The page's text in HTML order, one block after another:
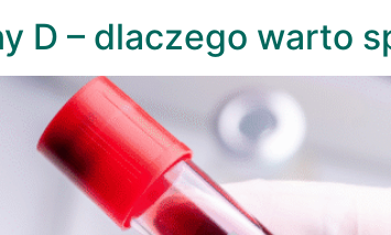
D – dlaczego warto